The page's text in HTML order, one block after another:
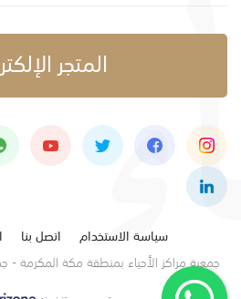
المتجر
سياسة الاستخدام اتصل بنا
جمعية مراكز الأحياء بمنطقة مكة المكرمة -